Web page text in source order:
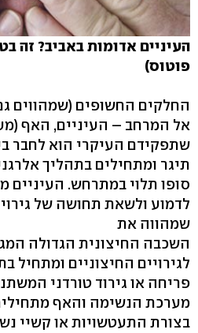
העיניים אדומות באביב? זה
פוטוס)
החלקים החשופים (שמהווים
אל המרחב – העיניים, האף
שתפקידם העיקרי הוא לחבר
תיגר ומתחילים בתהליך
סופו תלוי במתרחש. העיניים
לדמוע ולשאת תחושה של גירוי
שמהווה את
השכבה החיצונית הגדולה
לגירויים החיצוניים
פריחה או גירוד טורדני
מערכת הנשימה והאף
בצורת התעטשויות או קשיי